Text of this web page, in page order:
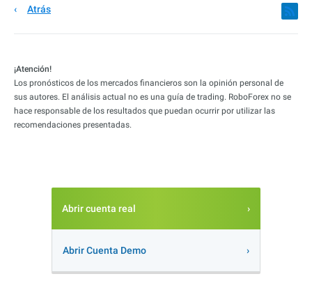
Atrás
¡Atención!
Los pronósticos de los mercados financieros son la opinión personal de
sus autores. El análisis actual no es una guía de trading. RoboForex no se
hace responsable de los resultados que puedan ocurrir por utilizar las
recomendaciones presentadas.
Abrir cuenta real
Abrir Cuenta Demo